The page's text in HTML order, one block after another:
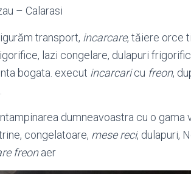
– Calarasi
transport, incarcare, tăiere orce
lazi congelare, dulapuri
bogata. execut incarcaricu freon,
dumneavoastra cu o gama
congelatoare, mese reci, dulapuri,
freonaer